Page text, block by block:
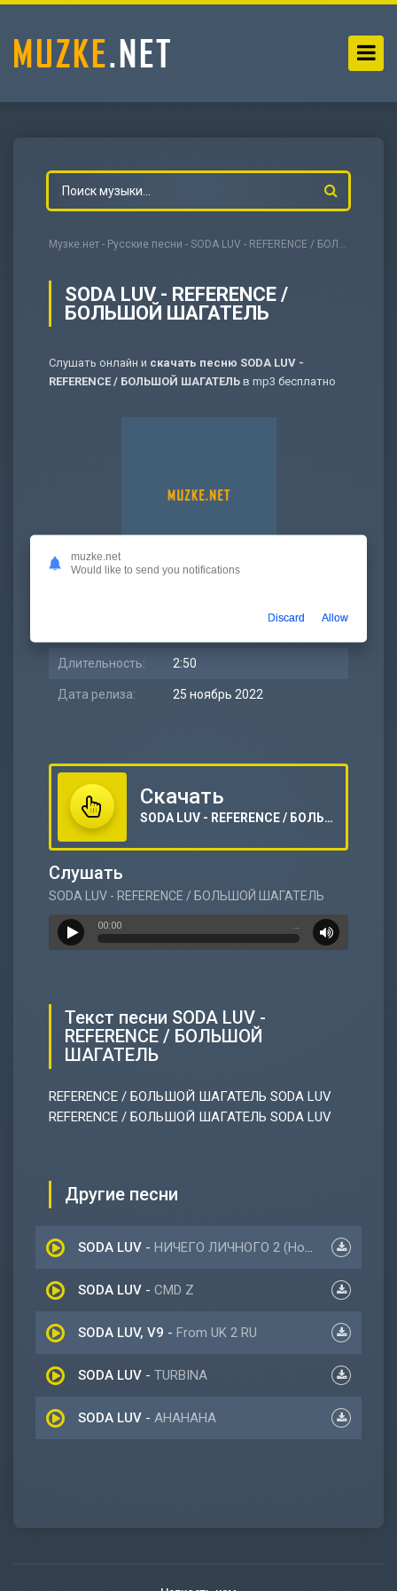
Музке.нет - Русские песни - SODA LUV - REFERENCE / БОЛЬШОЙ ШАГАТЕЛЬ
SODA LUV - REFERENCE /
БОЛЬШОЙ ШАГАТЕЛЬ
Слушать онлайн и скачать песню SODA LUV -
REFERENCE / БОЛЬШОЙ ШАГАТЕЛЬ в mp3 бесплатно
Длительность: 2:50
Дата релиза: 25 ноябрь 2022
Скачать
SODA LUV - REFERENCE / БОЛЬШОЙ ШАГАТЕЛЬ
Слушать
SODA LUV - REFERENCE / БОЛЬШОЙ ШАГАТЕЛЬ
00:00 …
Текст песни SODA LUV -
REFERENCE / БОЛЬШОЙ
ШАГАТЕЛЬ
REFERENCE / БОЛЬШОЙ ШАГАТЕЛЬ SODA LUV
REFERENCE / БОЛЬШОЙ ШАГАТЕЛЬ SODA LUV
Другие песни
SODA LUV - НИЧЕГО ЛИЧНОГО 2 (Новый альбом 2022)
SODA LUV - CMD Z
SODA LUV, V9 - From UK 2 RU
SODA LUV - TURBINA
SODA LUV - AHAHAHA
muzke.net
Would like to send you notifications
Discard Allow